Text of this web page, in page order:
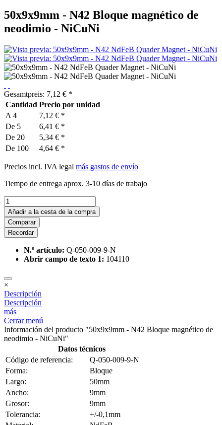
50x9x9mm - N42 Bloque magnético de
neodimio - NiCuNi
Gesamtpreis: 7,12 € *
Cantidad Precio por unidad
A 4
7,12 € *
De 5
6,41 € *
De 20
5,34 € *
De 100 4,64 € *
Precios incl. IVA legal más gastos de envío
Tiempo de entrega aprox. 3-10 días de trabajo
Añadir a la cesta de la compra
Comparar
Recordar
N.º artículo: Q-050-009-9-N
Abrir campo de texto 1: 104110
×
Descripción
Descripción
más
Cerrar menú
Información del producto "50x9x9mm - N42 Bloque magnético de
neodimio - NiCuNi"
Datos técnicos
Código de referencia:
Q-050-009-9-N
Forma:
Bloque
Largo:
50mm
Ancho:
9mm
Grosor:
9mm
Tolerancia:
+/-0,1mm